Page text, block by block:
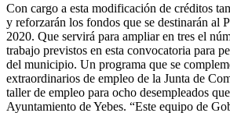
Con cargo a esta modificación de créditos
y reforzarán los fondos que se destinarán al
2020. Que servirá para ampliar en tres el
trabajo previstos en esta convocatoria para
del municipio. Un programa que se
extraordinarios de empleo de la Junta de
taller de empleo para ocho desempleados
Ayuntamiento de Yebes. “Este equipo de